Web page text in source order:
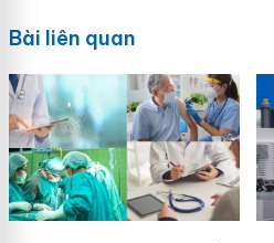
Bài liên quan